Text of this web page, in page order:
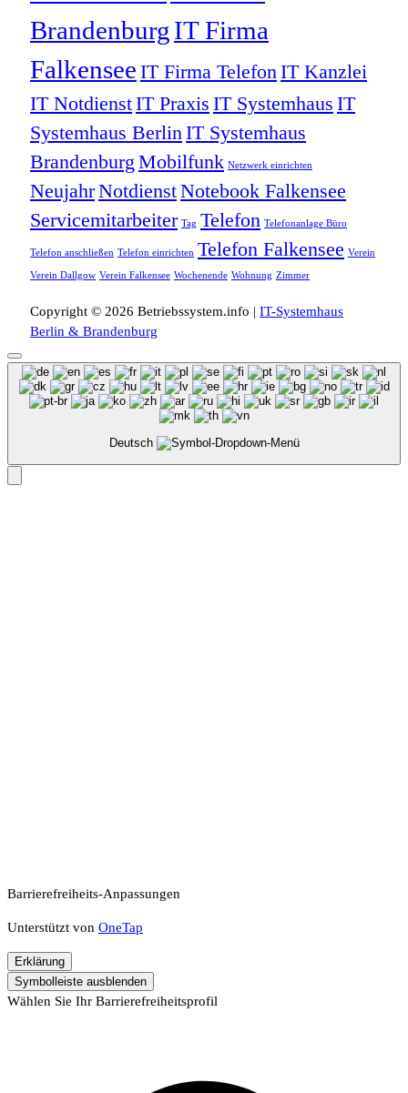
BrandenburgIT Firma
Falkensee IT Firma TelefonIT Kanzlei
IT NotdienstIT Praxis IT Systemhaus IT
Systemhaus BerlinIT Systemhaus
Brandenburg Mobilfunk Netzwerk einrichten
NeujahrNotdienstNotebook Falkensee
Servicemitarbeiter Tag Telefon Telefonanlage Büro
Telefon anschließen Telefon einrichten Telefon Falkensee Verein
Verein Dallgow Verein Falkensee Wochenende Wohnung Zimmer
Copyright © 2026 Betriebssystem.info | IT-Systemhaus
Berlin & Brandenburg
Deutsch
Barrierefreiheits-Anpassungen
Unterstützt von OneTap
Erklärung
Symbolleiste ausblenden
Wählen Sie Ihr Barrierefreiheitsprofil